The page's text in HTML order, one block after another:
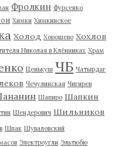
Фролкин Фурсенко
Химки Химкинское
Холод Хорошево Хохлов
Николая в Клённиках Храм
Ценькуш ЧБ Чатырдаг
Чечулинская Чигирев
Шапиро Шапкин
Шендерович Шильников
Шпак Шуваловский
Электроугли Эльтюбю